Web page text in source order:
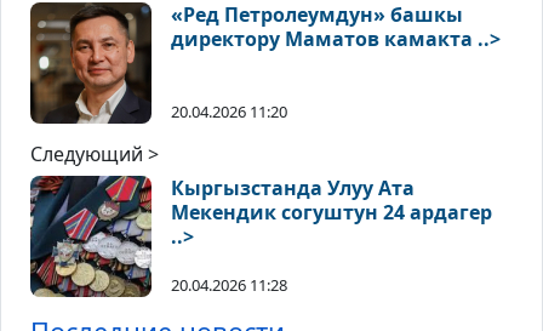
«Ред Петролеумдун» башкы
директору Маматов камакта ..>
20.04.2026 11:20
Следующий >
Кыргызстанда Улуу Ата
Мекендик согуштун 24 ардагер
..>
20.04.2026 11:28